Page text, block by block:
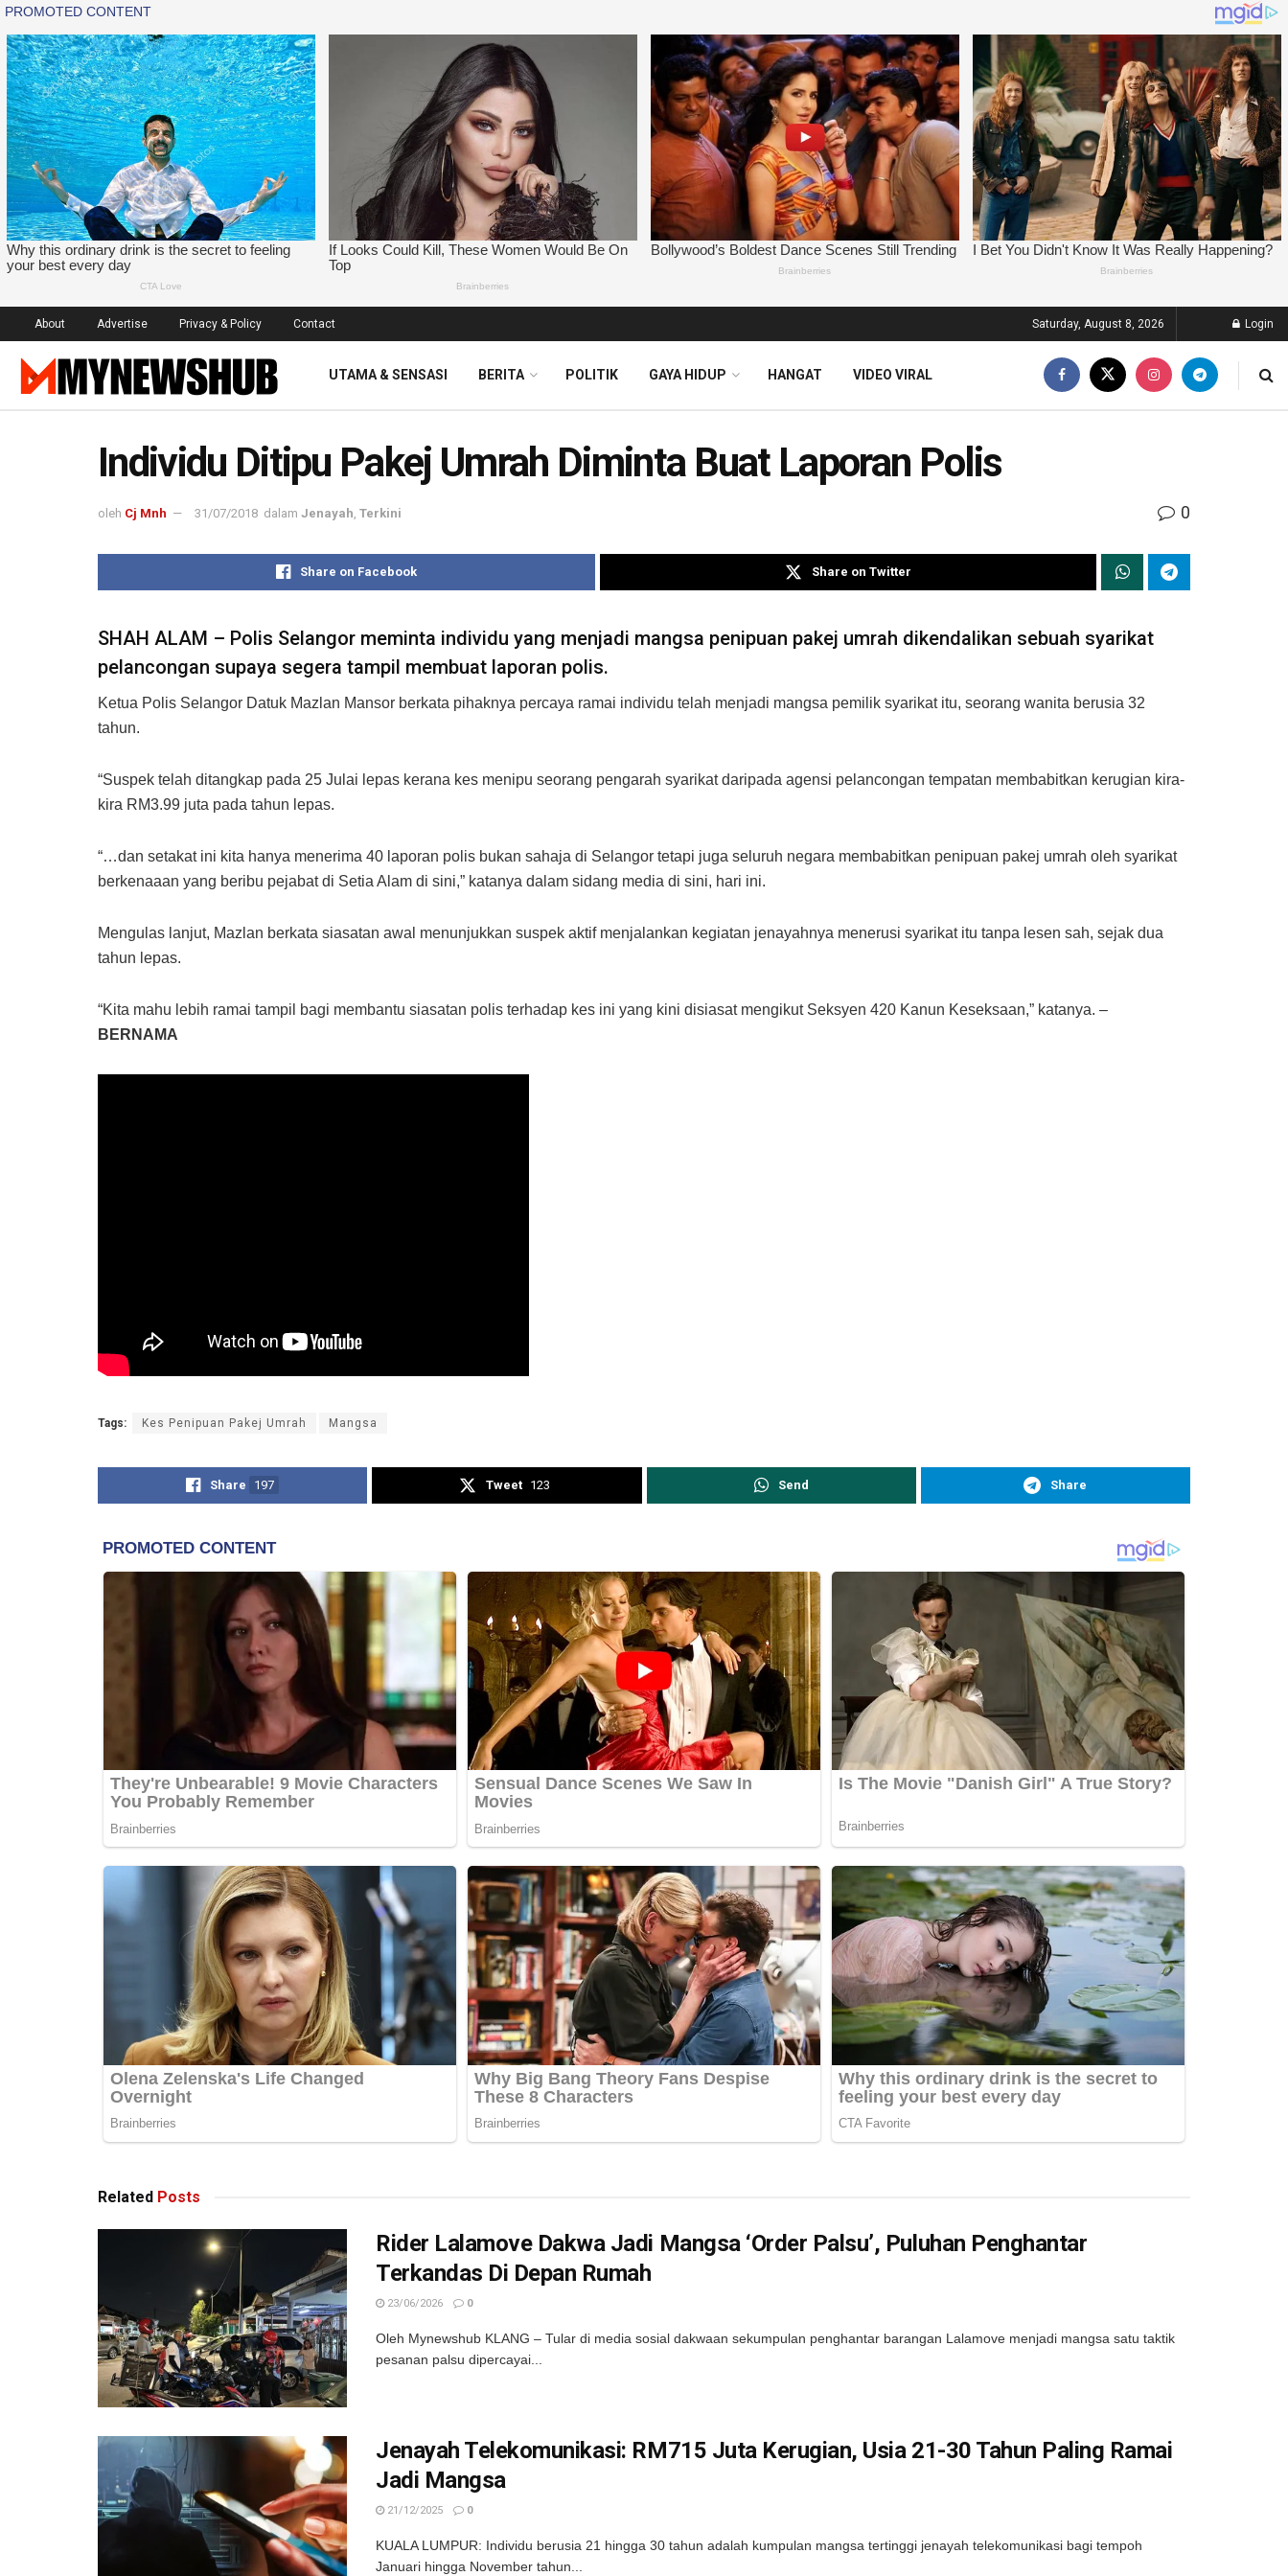
About Advertise Privacy & Policy Contact Saturday, August 8, 2026 Login
UTAMA & SENSASI BERITA POLITIK GAYA HIDUP HANGAT VIDEO VIRAL
Individu Ditipu Pakej Umrah Diminta Buat Laporan Polis
oleh Cj Mnh 31/07/2018 dalam Jenayah Terkini 0
Share on Facebook Share on Twitter
SHAH ALAM – Polis Selangor meminta individu yang menjadi mangsa penipuan pakej umrah dikendalikan sebuah syarikat
pelancongan supaya segera tampil membuat laporan polis.
Ketua Polis Selangor Datuk Mazlan Mansor berkata pihaknya percaya ramai individu telah menjadi mangsa pemilik syarikat itu, seorang wanita berusia 32
tahun.
“Suspek telah ditangkap pada 25 Julai lepas kerana kes menipu seorang pengarah syarikat daripada agensi pelancongan tempatan membabitkan kerugian kira-
kira RM3.99 juta pada tahun lepas.
“…dan setakat ini kita hanya menerima 40 laporan polis bukan sahaja di Selangor tetapi juga seluruh negara membabitkan penipuan pakej umrah oleh syarikat
berkenaaan yang beribu pejabat di Setia Alam di sini,” katanya dalam sidang media di sini, hari ini.
Mengulas lanjut, Mazlan berkata siasatan awal menunjukkan suspek aktif menjalankan kegiatan jenayahnya menerusi syarikat itu tanpa lesen sah, sejak dua
tahun lepas.
“Kita mahu lebih ramai tampil bagi membantu siasatan polis terhadap kes ini yang kini disiasat mengikut Seksyen 420 Kanun Keseksaan,” katanya. –
BERNAMA
Tags: Kes Penipuan Pakej Umrah Mangsa
Share 197 Tweet 123 Send Share
Related Posts
Rider Lalamove Dakwa Jadi Mangsa ‘Order Palsu’, Puluhan Penghantar
Terkandas Di Depan Rumah
23/06/2026 0
Oleh Mynewshub KLANG – Tular di media sosial dakwaan sekumpulan penghantar barangan Lalamove menjadi mangsa satu taktik
pesanan palsu dipercayai...
Jenayah Telekomunikasi: RM715 Juta Kerugian, Usia 21-30 Tahun Paling Ramai
Jadi Mangsa
21/12/2025 0
KUALA LUMPUR: Individu berusia 21 hingga 30 tahun adalah kumpulan mangsa tertinggi jenayah telekomunikasi bagi tempoh
Januari hingga November tahun...